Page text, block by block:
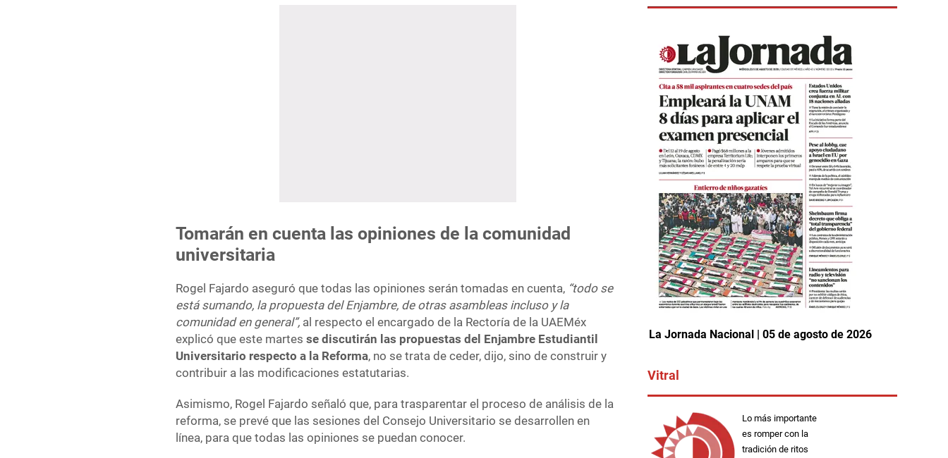
Tomarán en cuenta las opiniones de la comunidad
universitaria
Rogel Fajardo aseguró que todas las opiniones serán tomadas en cuenta, “todo se
está sumando, la propuesta del Enjambre, de otras asambleas incluso y la
comunidad en general”, al respecto el encargado de la Rectoría de la UAEMéx
explicó que este martesse discutirán las propuestas del Enjambre Estudiantil
Universitario respecto a la Reforma, no se trata de ceder, dijo, sino de construir y
contribuir a las modificaciones estatutarias.
Asimismo, Rogel Fajardo señaló que, para trasparentar el proceso de análisis de la
reforma, se prevé que las sesiones del Consejo Universitario se desarrollen en
línea, para que todas las opiniones se puedan conocer.
La Jornada Nacional | 05 de agosto de 2026
Vitral
Lo más importante
es romper con la
tradición de ritos